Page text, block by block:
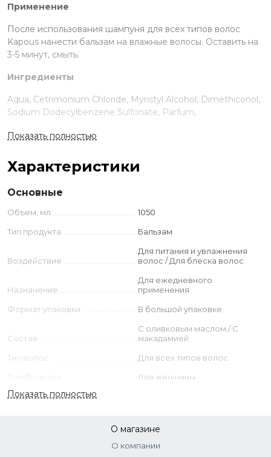
Применение
После использования шампуня для всех типов волос
Kapous нанести бальзам на влажные волосы. Оставить на
3-5 минут, смыть.
Ингредиенты
Aqua, Cetrimonium Chloride, Myristyl Alcohol, Dimethiconol,
Sodium Dodecylbenzene Sulfonate, Parfum,
Extract, Macadamia Seed Oil, Propylene Glycol, Citric Acid,
Imidazolidinyl Urea, Limonene.
Показать полностью
Характеристики
Основные
Объем, мл
1050
Тип продукта
Бальзам
Воздействие
Для питания и увлажнения
волос / Для блеска волос
Назначение
Для ежедневного
применения
Формат упаковки
В большой упаковке
Состав
С оливковым маслом / С
макадамией
Тип волос
Для всех типов волос
Пол/Возраст
Для женщины
Показать полностью
О магазине
О компании